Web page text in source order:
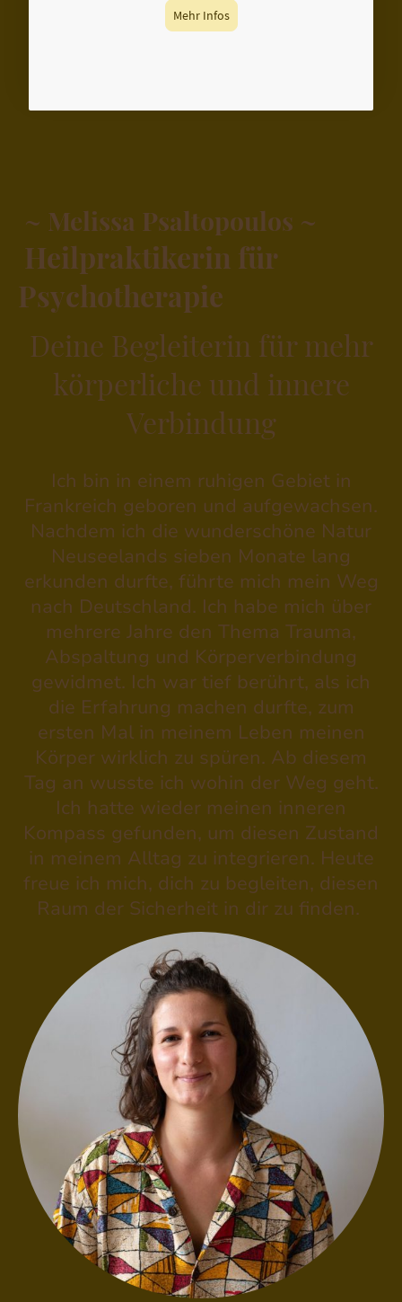
Mehr Infos
~ Melissa Psaltopoulos ~
Heilpraktikerin für
Psychotherapie
Deine Begleiterin für mehr
körperliche und innere
Verbindung
Ich bin in einem ruhigen Gebiet in
Frankreich geboren und aufgewachsen.
Nachdem ich die wunderschöne Natur
Neuseelands sieben Monate lang
erkunden durfte, führte mich mein Weg
nach Deutschland. Ich habe mich über
mehrere Jahre den Thema Trauma,
Abspaltung und Körperverbindung
gewidmet. Ich war tief berührt, als ich
die Erfahrung machen durfte, zum
ersten Mal in meinem Leben meinen
Körper wirklich zu spüren. Ab diesem
Tag an wusste ich wohin der Weg geht.
Ich hatte wieder meinen inneren
Kompass gefunden, um diesen Zustand
in meinem Alltag zu integrieren. Heute
freue ich mich, dich zu begleiten, diesen
Raum der Sicherheit in dir zu finden.